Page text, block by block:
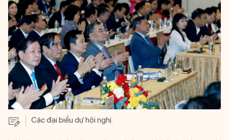
Các đại biểu dự hội nghị.